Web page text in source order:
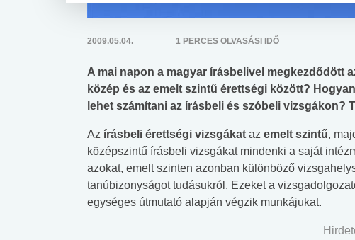
2009.05.04. 1 PERCES OLVASÁSI IDŐ
A mai napon a magyar írásbelivel megkezdődött
közép és az emelt szintű érettségi között?
lehet számítani az írásbeli és szóbeli vizsgákon?
Az írásbeli érettségi vizsgákat az emelt szintű,
középszintű írásbeli vizsgákat mindenki a saját
azokat, emelt szinten azonban különböző
tanúbizonyságot tudásukról. Ezeket a
egységes útmutató alapján végzik munkájukat.